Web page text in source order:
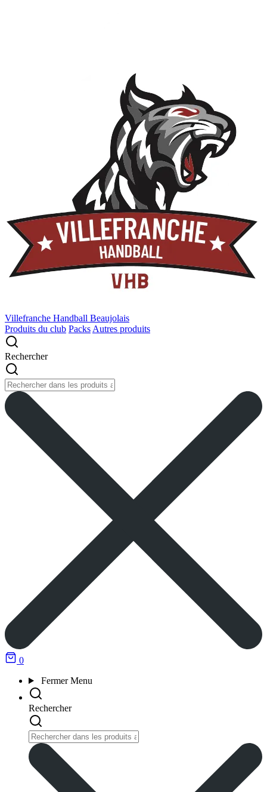
Villefranche Handball Beaujolais
Produits du club Packs Autres produits
Rechercher
0
Fermer Menu
Rechercher